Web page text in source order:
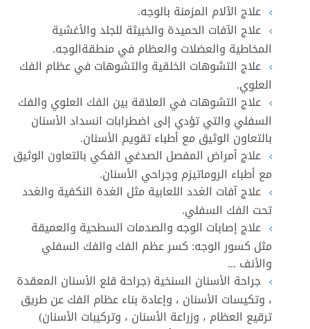
علاج الآلام المزمنة بالوجه.
علاج الآفات الحميدة والخبيثة للجلد والأغشية
المخاطية والعضلات والعظام في منطقةالوجه.
علاج التشوهات الخلقية والتشوهات في عظام الفك
العلوي.
علاج التشوهات في العلاقة بين الفك العلوي والفك
السفلي والتي تؤدي إلى اضطرابات انسداد الأسنان
بالتعاون الوثيق مع أطباء تقويم الأسنان.
علاج أمراض المفصل الصدغي الفكي بالتعاون الوثيق
مع أطباء الروماتيزم وجراحي الأسنان.
علاج آفات الغدد اللعابية مثل الغدة النكفية والغدد
تحت الفك السفلي.
علاج إصابات الوجه والصدمات السطحية والعميقة
مثل كسور الوجه: كسر عظم الفك والفك السفلي
والأنف ...
جراحة الأسنان السنخية (جراحة قلع الأسنان المعقدة
، وتكيسات الأسنان ، وإعادة بناء عظام الفك عن طريق
ترقيع العظام ، وزراعة الأسنان ، وتركيبات الأسنان)